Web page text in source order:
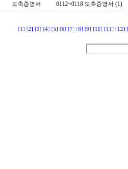
도축증명서 0112~0118 도축증명서 (1)
[1] [2] [3] [4] [5] [6] [7] [8] [9] [10] [11] [12]